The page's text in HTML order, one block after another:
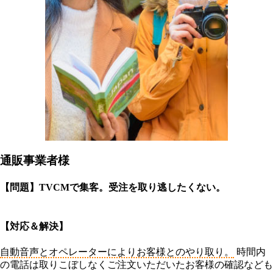
通販事業者様
【問題】TVCMで集客。受注を取り逃したくない。
【対応＆解決】
自動音声とオペレーターによりお客様とのやり取り。
時間内
の電話は取りこぼしなくご注文いただいたお客様の確認なども